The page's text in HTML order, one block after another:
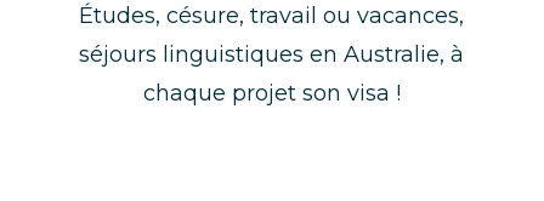
Études, césure, travail ou vacances,
séjours linguistiques en Australie, à
chaque projet son visa !